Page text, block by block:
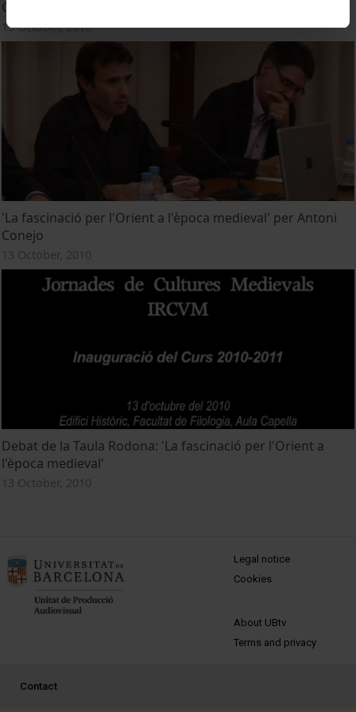
Grau
13 October, 2010
'La fascinació per l'Orient a l'època medieval' per Antoni
Conejo
13 October, 2010
Debat de la Taula Rodona: 'La fascinació per l'Orient a
l'època medieval'
13 October, 2010
MENÚ PEU 1
Legal notice
Cookies
PEU 2
About UBtv
Terms and privacy
PEU 3
Contact